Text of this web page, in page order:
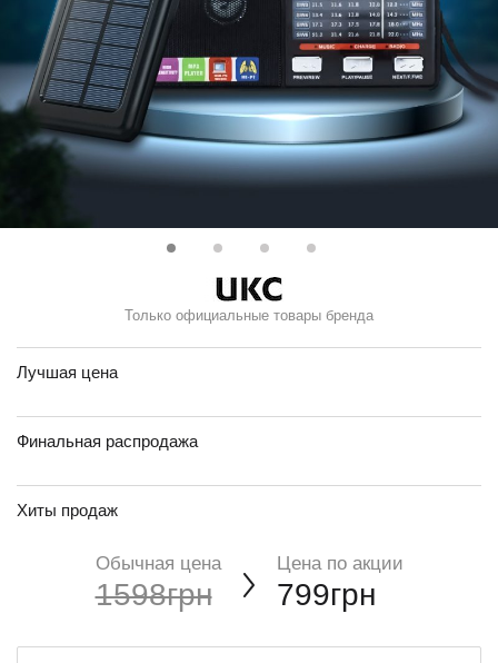
Только официальные товары бренда
Лучшая цена
Финальная распродажа
Хиты продаж
Обычная цена
1598грн
Цена по акции
799грн